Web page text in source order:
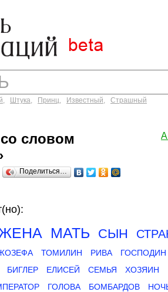
, Штука, Принц, Известный, Страшный
словом
Поделиться…
МАТЬ СЫН
ТОМИЛИН РИВА
ГОСПОДИН
БИГЛЕР ЕЛИСЕЙ СЕМЬЯ ХОЗЯИН
ГОЛОВА БОМБАРДОВ